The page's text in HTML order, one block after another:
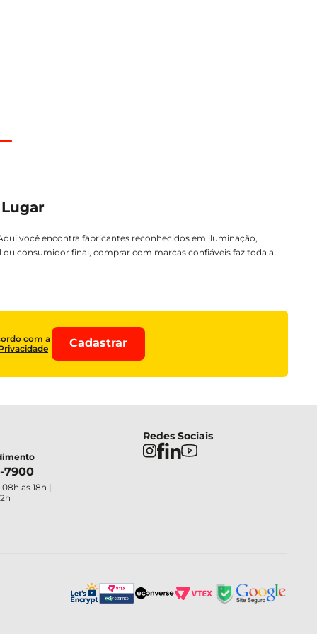
você encontra fabricantes reconhecidos em iluminação,
consumidor final, comprar com marcas confiáveis faz toda a
com a
Cadastrar
7900
as 18h |
Redes Sociais